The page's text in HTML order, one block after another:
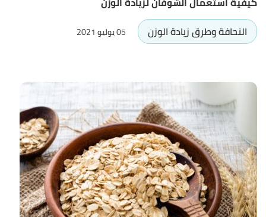
النحافة وطرق زيادة الوزن
05 يوليو 2021